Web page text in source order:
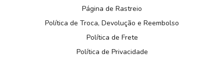
Página de Rastreio
Política de Troca, Devolução e Reembolso
Política de Frete
Política de Privacidade